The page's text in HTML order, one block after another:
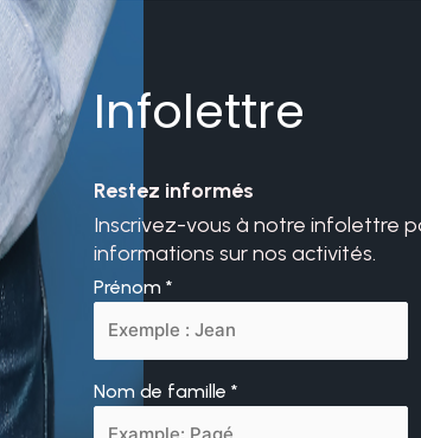
Infolettre
Restez informés
Inscrivez-vous à notre infolettre
informations sur nos activités.
Prénom *
Nom de famille *